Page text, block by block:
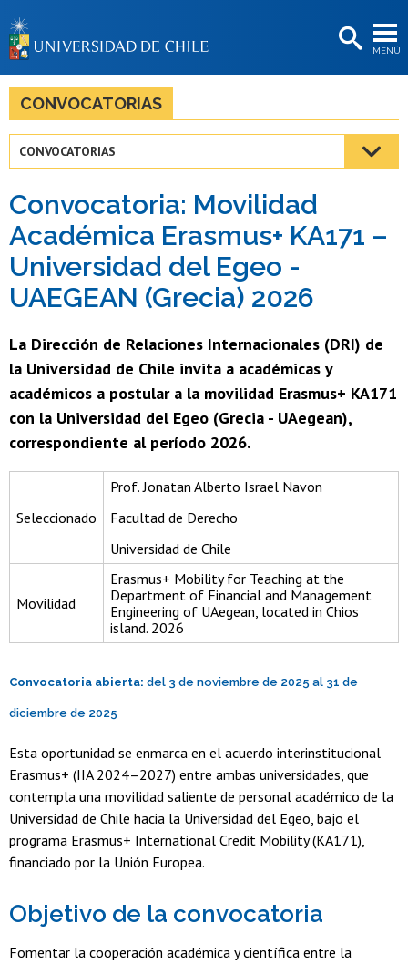
MENÚ
BIBLIOTECAS
LA UNIVERSIDAD
Estudiantes
Académicas/os
Funcionarias/os
Egresadas/os
CONVOCATORIAS
CONVOCATORIAS
Convocatoria: Movilidad
Académica Erasmus+ KA171 –
Universidad del Egeo -
UAEGEAN (Grecia) 2026
La Dirección de Relaciones Internacionales (DRI) de
la Universidad de Chile invita a académicas y
académicos a postular a la movilidad Erasmus+ KA171
con la Universidad del Egeo (Grecia - UAegean),
correspondiente al período 2026.
Seleccionado
Prof. Jonatan Alberto Israel Navon
Facultad de Derecho
Universidad de Chile
Movilidad
Erasmus+ Mobility for Teaching at the
Department of Financial and Management
Engineering of UAegean, located in Chios
island. 2026
Convocatoria abierta: del 3 de noviembre de 2025 al 31 de
diciembre de 2025
Esta oportunidad se enmarca en el acuerdo interinstitucional
Erasmus+ (IIA 2024–2027) entre ambas universidades, que
contempla una movilidad saliente de personal académico de la
Universidad de Chile hacia la Universidad del Egeo, bajo el
programa Erasmus+ International Credit Mobility (KA171),
financiado por la Unión Europea.
Objetivo de la convocatoria
Fomentar la cooperación académica y científica entre la